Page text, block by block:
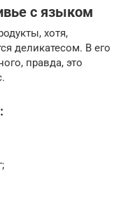
с языком
хотя,
деликатесом. В его
правда, это